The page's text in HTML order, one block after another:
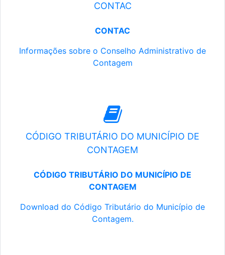
CONTAC
CONTAC
Informações sobre o Conselho Administrativo de
Contagem
CÓDIGO TRIBUTÁRIO DO MUNICÍPIO DE
CONTAGEM
CÓDIGO TRIBUTÁRIO DO MUNICÍPIO DE
CONTAGEM
Download do Código Tributário do Município de
Contagem.